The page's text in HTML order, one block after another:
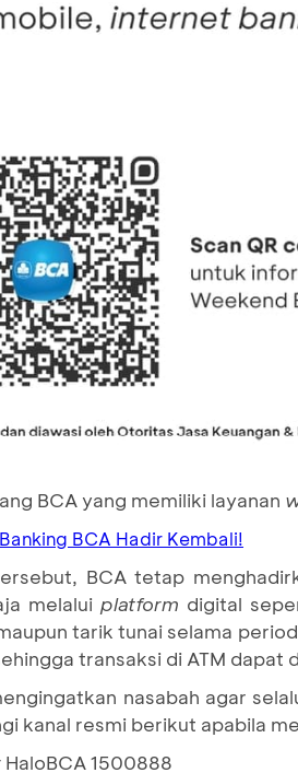
BCA yang memiliki layanan
BCA Hadir Kembali!
BCA tetap
melalui platform digital
tarik tunai selama
transaksi di ATM
nasabah agar
kanal resmi berikut apabila
HaloBCA 1500888